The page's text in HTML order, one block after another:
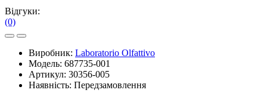
Відгуки:
(0)
Виробник: Laboratorio Olfattivo
Модель: 687735-001
Артикул: 30356-005
Наявність: Передзамовлення